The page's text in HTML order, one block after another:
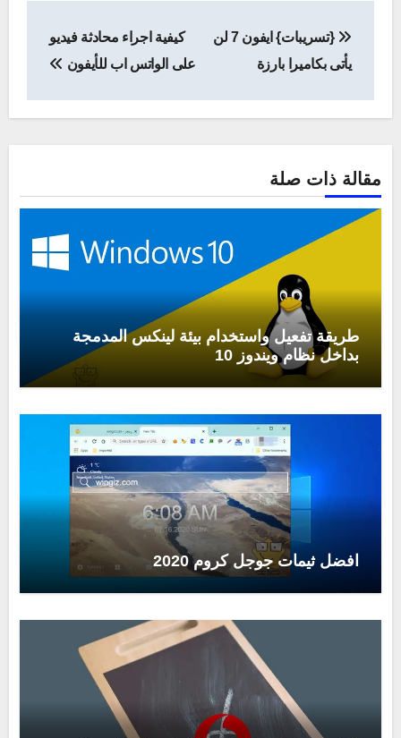
المقالات
{تسريبات} ايفون 7 لن
يأتى بكاميرا بارزة
كيفية اجراء محادثة فيديو
على الواتس اب للأيفون
مقالة ذات صلة
طريقة تفعيل واستخدام بيئة لينكس المدمجة
بداخل نظام ويندوز 10
افضل ثيمات جوجل كروم 2020